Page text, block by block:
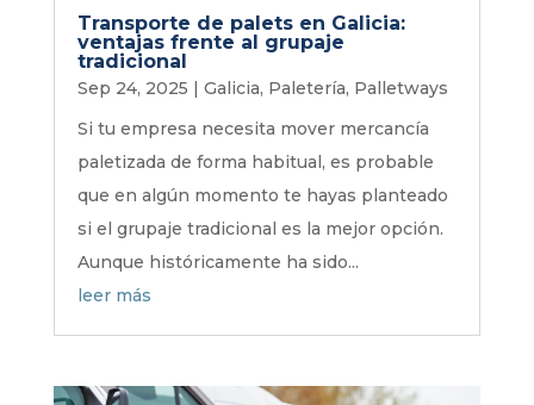
Transporte de palets en Galicia:
ventajas frente al grupaje
tradicional
Sep 24, 2025 Galicia, Paletería, Palletways
Si tu empresa necesita mover mercancía
paletizada de forma habitual, es probable
que en algún momento te hayas planteado
si el grupaje tradicional es la mejor opción.
Aunque históricamente ha sido...
leer más